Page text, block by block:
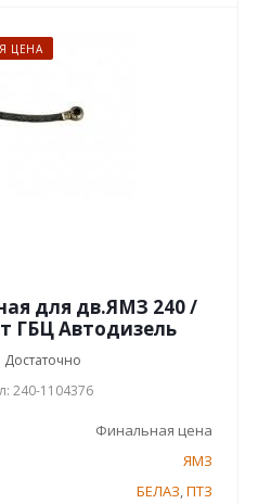
ЦЕНА
для дв.ЯМЗ 240 /
ГБЦ Автодизель
Достаточно
240-1104376
Финальная цена
ЯМЗ
БЕЛАЗ,ПТЗ